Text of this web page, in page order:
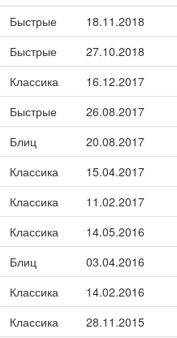
Быстрые 18.11.2018
Быстрые 27.10.2018
Классика 16.12.2017
Быстрые 26.08.2017
Блиц 20.08.2017
Классика 15.04.2017
Классика 11.02.2017
Классика 14.05.2016
Блиц 03.04.2016
Классика 14.02.2016
Классика 28.11.2015